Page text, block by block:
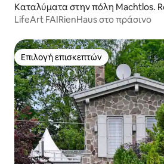
Καταλύματα στην πόλη Machtlos. Ronshaus
en
LifeArt FAIRienHaus στο πράσινο
Επιλογή επισκεπτών
Επιλογή επισκεπτών